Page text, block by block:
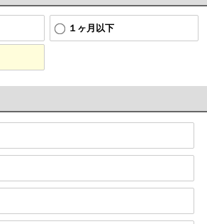
１ヶ月以下